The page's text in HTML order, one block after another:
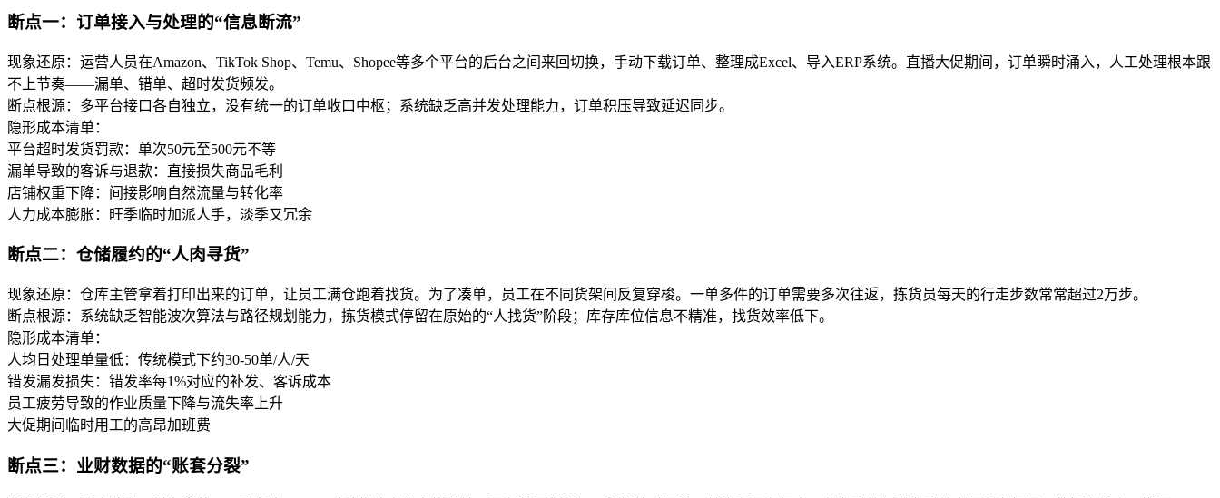
断点一：订单接入与处理的“信息断流”
现象还原：运营人员在Amazon、TikTok Shop、Temu、Shopee等多个平台的后台之间来回切换，手动下载订单、整理成Excel、导入ERP系统。直播大促期间，订单瞬时涌入，人工处理根本跟
不上节奏——漏单、错单、超时发货频发。
断点根源：多平台接口各自独立，没有统一的订单收口中枢；系统缺乏高并发处理能力，订单积压导致延迟同步。
隐形成本清单：
平台超时发货罚款：单次50元至500元不等
漏单导致的客诉与退款：直接损失商品毛利
店铺权重下降：间接影响自然流量与转化率
人力成本膨胀：旺季临时加派人手，淡季又冗余
断点二：仓储履约的“人肉寻货”
现象还原：仓库主管拿着打印出来的订单，让员工满仓跑着找货。为了凑单，员工在不同货架间反复穿梭。一单多件的订单需要多次往返，拣货员每天的行走步数常常超过2万步。
断点根源：系统缺乏智能波次算法与路径规划能力，拣货模式停留在原始的“人找货”阶段；库存库位信息不精准，找货效率低下。
隐形成本清单：
人均日处理单量低：传统模式下约30-50单/人/天
错发漏发损失：错发率每1%对应的补发、客诉成本
员工疲劳导致的作业质量下降与流失率上升
大促期间临时用工的高昂加班费
断点三：业财数据的“账套分裂”